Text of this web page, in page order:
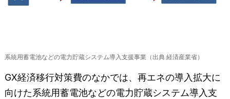
系統用蓄電池などの電力貯蔵システム導入支援事業（出典 経済産業省）
GX経済移行対策費のなかでは、再エネの導入拡大に
向けた系統用蓄電池などの電力貯蔵システム導入支